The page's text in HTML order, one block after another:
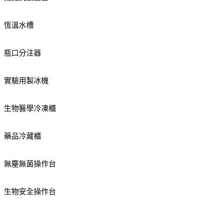
恆溫水槽
瓶口分注器
實驗用製冰機
生物醫學冷凍櫃
藥品冷藏櫃
無塵無菌操作台
生物安全操作台